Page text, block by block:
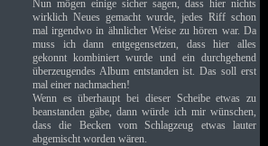
Nun mögen einige sicher sagen, dass hier nichts
wirklich Neues gemacht wurde, jedes Riff schon
mal irgendwo in ähnlicher Weise zu hören war. Da
muss ich dann entgegensetzen, dass hier alles
gekonnt kombiniert wurde und ein durchgehend
überzeugendes Album entstanden ist. Das soll erst
mal einer nachmachen!
Wenn es überhaupt bei dieser Scheibe etwas zu
beanstanden gäbe, dann würde ich mir wünschen,
dass die Becken vom Schlagzeug etwas lauter
abgemischt worden wären.